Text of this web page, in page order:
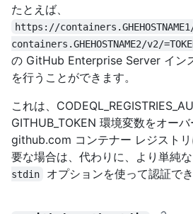
たとえば、
https://
containers.GHEHOSTNAME2/v2/
の GitHub Enterprise Server イン
を行うことができます。
これは、
GITHUB_TOKEN 環境変数をオーバ
github.com コンテナー レジスト
要な場合は、代わりに、より単純な
stdin
オプションを使って認証でき